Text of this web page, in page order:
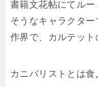
書籍文花帖にてル
そうなキャラクタ
作界で、カルテット
カニバリストとは